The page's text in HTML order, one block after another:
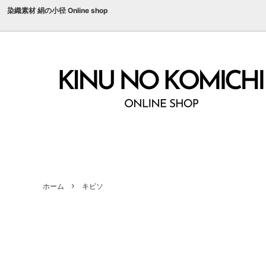
染織素材 絹の小径 Online shop
家蚕生糸 片撚り
ホーム キビソ